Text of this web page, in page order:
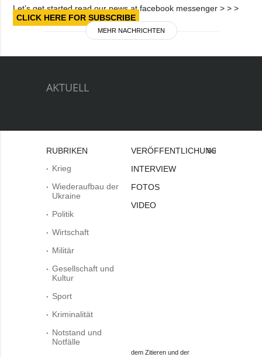
Let’s get started read our news at facebook messenger > > >
CLICK HERE FOR SUBSCRIBE
MEHR NACHRICHTEN
AKTUELL
RUBRIKEN
Krieg
Wiederaufbau der
Ukraine
Politik
Wirtschaft
Militär
Gesellschaft und
Kultur
Sport
Kriminalität
Notstand und
Notfälle
VERÖFFENTLICHUNGEN
INTERVIEW
FOTOS
VIDEO
Bei
dem Zitieren und der